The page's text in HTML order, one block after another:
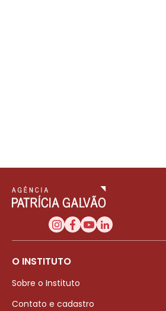
O INSTITUTO
Sobre o Instituto
Contato e cadastro